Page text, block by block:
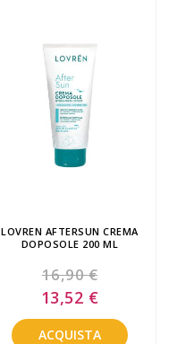
LOVREN AFTERSUN CREMA
DOPOSOLE 200 ML
16,90 €
Special
Price
13,52 €
ACQUISTA